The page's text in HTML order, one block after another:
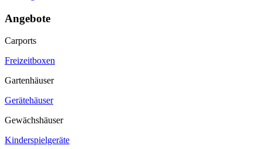
Angebote
Carports
Freizeitboxen
Gartenhäuser
Gerätehäuser
Gewächshäuser
Kinderspielgeräte